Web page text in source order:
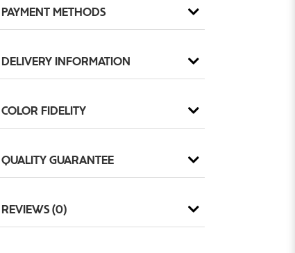
PAYMENT METHODS
DELIVERY INFORMATION
COLOR FIDELITY
QUALITY GUARANTEE
REVIEWS (0)